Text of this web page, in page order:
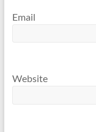
Email
Website